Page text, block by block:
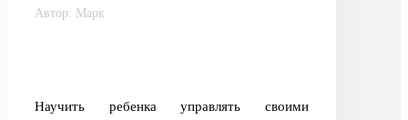
Автор: Марк
Научить ребенка управлять своими